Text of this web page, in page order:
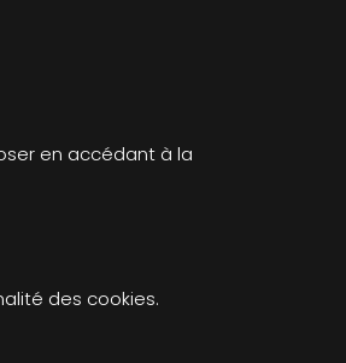
en accédant à la
des cookies.